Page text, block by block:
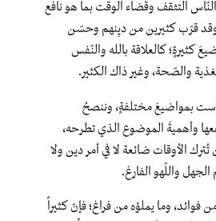
التثقف وقضاء الوقت بما هو نافع
وقد قرّب كثيرين من ديِنهم وحسّن
كثيرةٍ؛ كالعلاقة بالله والنّفس
والصّحة، وغير ذاك الكثير.
بمواضيعَ مختلفةٍ، وننصحُ
وأهميةَ الموضوع الذي تطرحه،
الأوقات ضائعة لا في أمر دين ولا
واللّهو الفارغ.
فوائد، وما يملؤه من فراغ؛ فإنّ كثيراً